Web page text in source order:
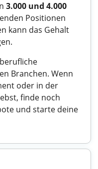
3.000 und 4.000
Positionen
kann das Gehalt
Branchen. Wenn
oder in der
finde noch
und starte deine